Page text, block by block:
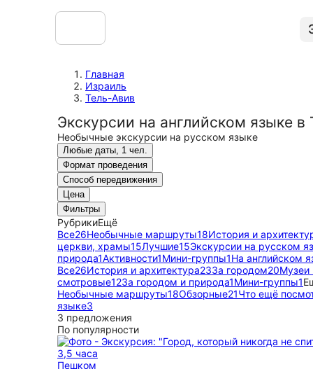
Главная
Израиль
Тель-Авив
Экскурсии на английском языке в
Необычные экскурсии на русском языке
Любые даты, 1 чел.
Формат проведения
Способ передвижения
Цена
Фильтры
РубрикиЕщё
Все26Необычные маршруты18История и
церкви, храмы15Лучшие15Экскурсии на русском
природа1Активности1Мини-группы1На английском
Все26История и архитектура23За городом20Музеи
смотровые12За городом и природа1Мини-группы1
Необычные маршруты18Обзорные21Что ещё
языке3
3 предложения
По популярности
3,5 часа
Пешком